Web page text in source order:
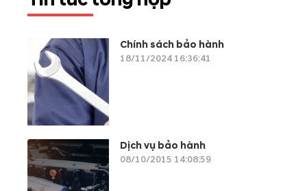
Chính sách bảo hành
18/11/2024 16:36:41
Dịch vụ bảo hành
08/10/2015 14:08:59